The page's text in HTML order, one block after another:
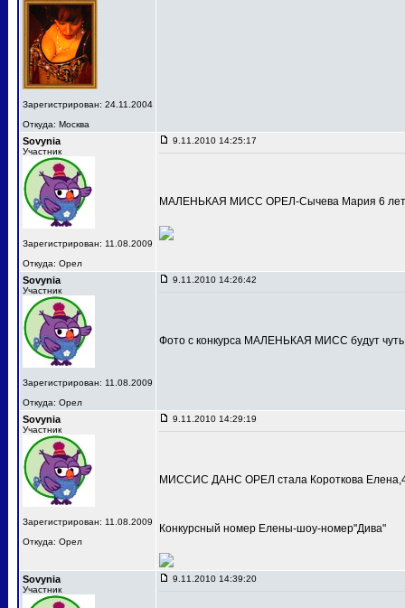
Зарегистрирован: 24.11.2004
Откуда: Москва
Sovynia
Участник
Зарегистрирован: 11.08.2009
Откуда: Орел
9.11.2010 14:25:17
МАЛЕНЬКАЯ МИСС ОРЕЛ-Сычева Мария 6
Sovynia
Участник
Зарегистрирован: 11.08.2009
Откуда: Орел
9.11.2010 14:26:42
Фото с конкурса МАЛЕНЬКАЯ МИСС будут
Sovynia
Участник
Зарегистрирован: 11.08.2009
Откуда: Орел
9.11.2010 14:29:19
МИССИС ДАНС ОРЕЛ стала Короткова
Конкурсный номер Елены-шоу-номер"Дива"
Sovynia
Участник
9.11.2010 14:39:20